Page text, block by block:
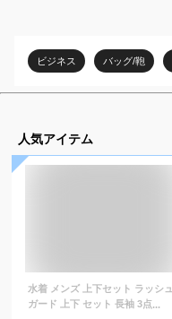
ビジネス バッグ/鞄
人気アイテム
水着 メンズ 上下セット ラッシュ
ガード 上下 セット 長袖 3点セッ